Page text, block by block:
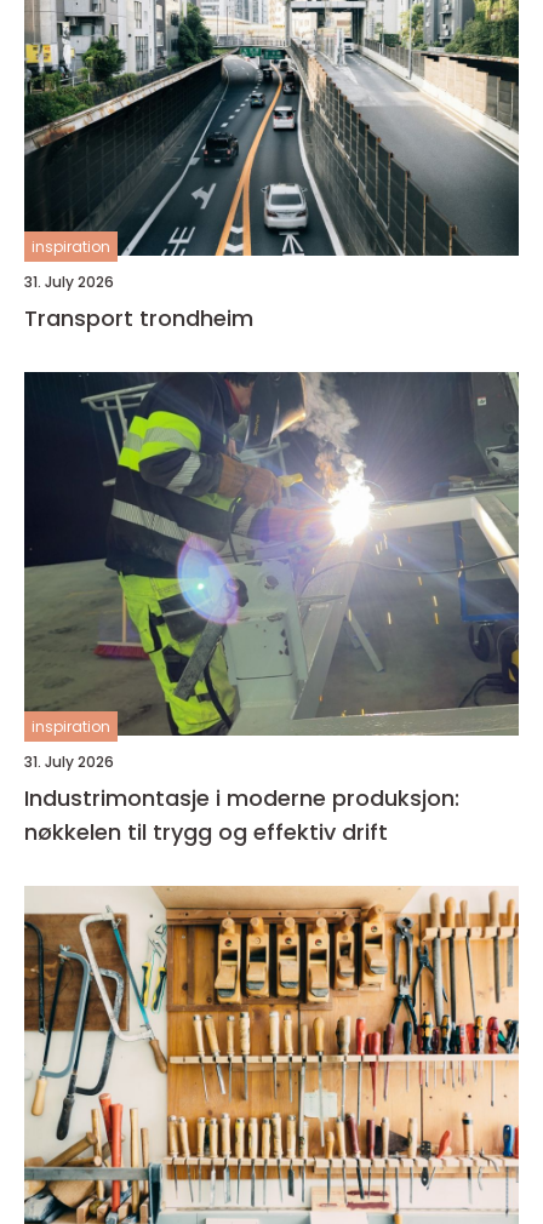
inspiration
31. July 2026
Transport trondheim
inspiration
31. July 2026
Industrimontasje i moderne produksjon:
nøkkelen til trygg og effektiv drift